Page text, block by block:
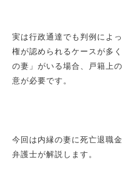
実は行政通達でも判例によ
権が認められるケースが多
の妻」がいる場合、戸籍上
意が必要です。
今回は内縁の妻に死亡退職
弁護士が解説します。